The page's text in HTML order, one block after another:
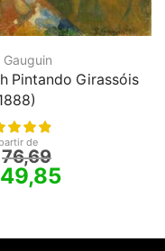
Gauguin
Pintando Girassóis
de
76,69
49,85